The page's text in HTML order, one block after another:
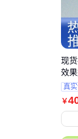
￥
现
效
真